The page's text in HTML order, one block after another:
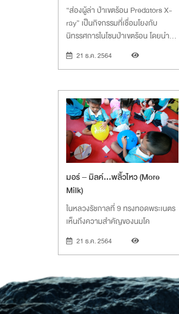
“ส่องผู้ล่า ป่าเขตร้อน Predators X-
ray” เป็นกิจกรรมที่เชื่อมโยงกับ
นิทรรศการในโซนป่าเขตร้อน โดยนำ
ลักษณะของสัตว์ที่อาศัยในป่าเขตร้อน
มาสำรวจ สังเกต และชวนคุยเรื่อง
21 ธ.ค. 2564
มอร์ – มิลค์...พลิ้วไหว (More
Milk)
ในหลวงรัชกาลที่ 9 ทรงทอดพระเนตร
เห็นถึงความสำคัญของนมโค
21 ธ.ค. 2564